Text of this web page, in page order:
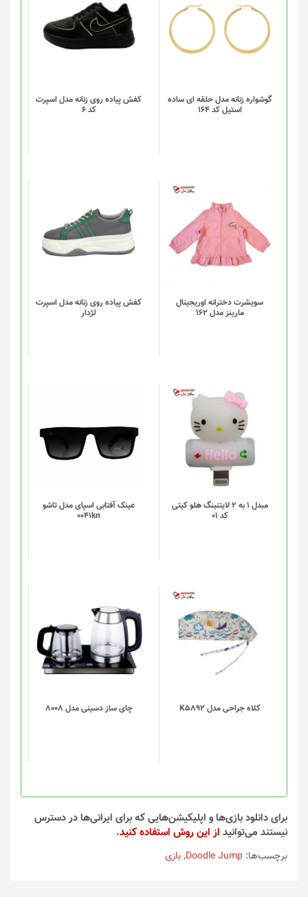
گوشواره زنانه مدل حلقه ای ساده
استیل کد 164
محصول
دارای
انواع
مختلفی
گزینه
ها
محصول
انتخاب
شوند
کفش پیاده روی زنانه مدل اسپرت
کد 6
سویشرت دخترانه اوریجینال
مارینز مدل 162
کفش پیاده روی زنانه مدل اسپرت
لژدار
محصول
دارای
انواع
مختلفی
گزینه
ها
مبدل 1 به 2 لایتنینگ هلو کیتی
کد 01
عینک آفتابی اسپای مدل تاشو
0041kn
کلاه جراحی مدل K5892 چای ساز دسینی مدل 8008
محصول
دارای
انواع
مختلفی
می
گزینه
محصول
انتخاب
شوند
برای دانلود بازی‌ها و اپلیکیشن‌هایی که برای ایرانی‌ها در دسترس
نیستند می‌توانید از این روش استفاده کنید.
برچسب‌ها: Doodle Jump
,بازی